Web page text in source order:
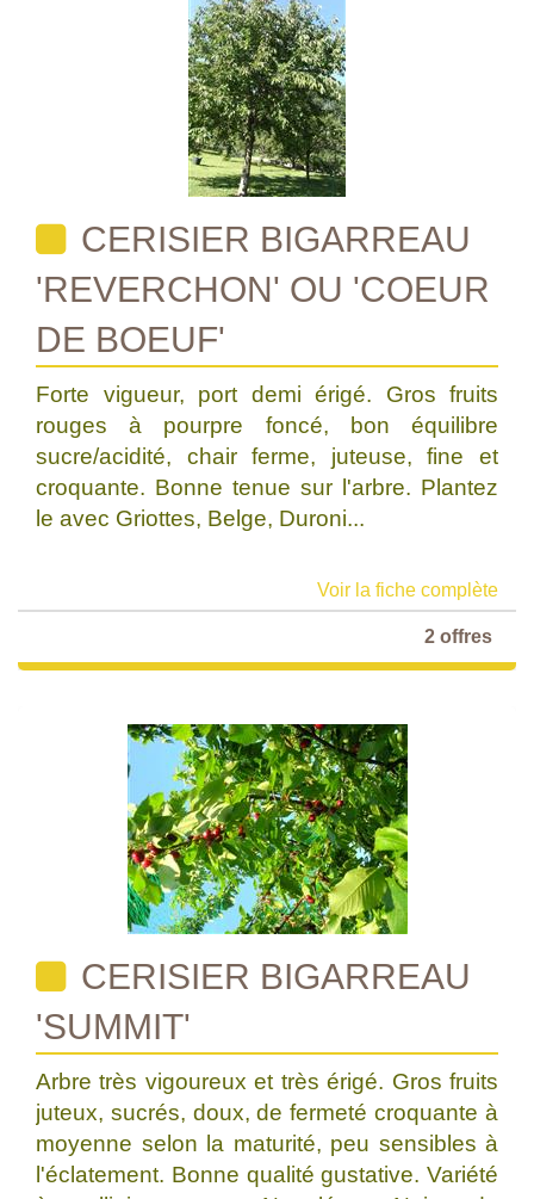
CERISIER BIGARREAU
'REVERCHON' OU 'COEUR
DE BOEUF'
Forte vigueur, port demi érigé. Gros fruits
rouges à pourpre foncé, bon équilibre
sucre/acidité, chair ferme, juteuse, fine et
croquante. Bonne tenue sur l'arbre. Plantez
le avec Griottes, Belge, Duroni...
Voir la fiche complète
2 offres
CERISIER BIGARREAU
'SUMMIT'
Arbre très vigoureux et très érigé. Gros fruits
juteux, sucrés, doux, de fermeté croquante à
moyenne selon la maturité, peu sensibles à
l'éclatement. Bonne qualité gustative. Variété